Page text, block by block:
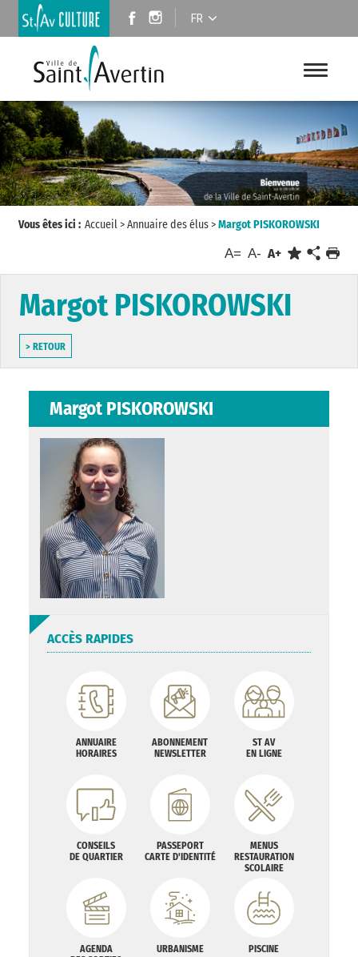
FR
Vous êtes ici : Accueil>Annuaire des élus>Margot PISKOROWSKI
A= A- A+
Margot PISKOROWSKI
> RETOUR
Margot PISKOROWSKI
ACCÈS RAPIDES
ANNUAIRE
HORAIRES
ABONNEMENT
NEWSLETTER
ST AV
EN LIGNE
CONSEILS
DE QUARTIER
PASSEPORT
CARTE D'IDENTITÉ
MENUS
RESTAURATION
SCOLAIRE
AGENDA
URBANISME PISCINE